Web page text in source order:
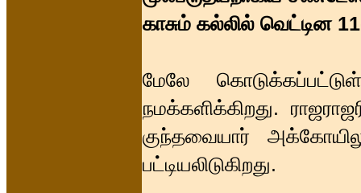
காசும் கல்லில் வெட்டின
மேலே
நமக்களிக்கிறது.
குந்தவையார்
பட்டியலிடுகிறது.